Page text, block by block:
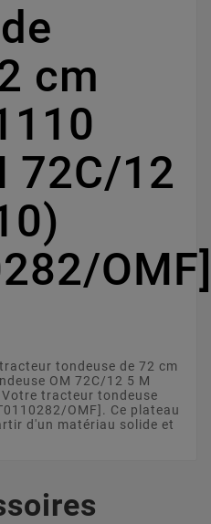
cm
72C/12
OMF]
tondeuse de 72 cm
OM 72C/12 5 M
tracteur tondeuse
OMF]. Ce plateau
d'un matériau solide et